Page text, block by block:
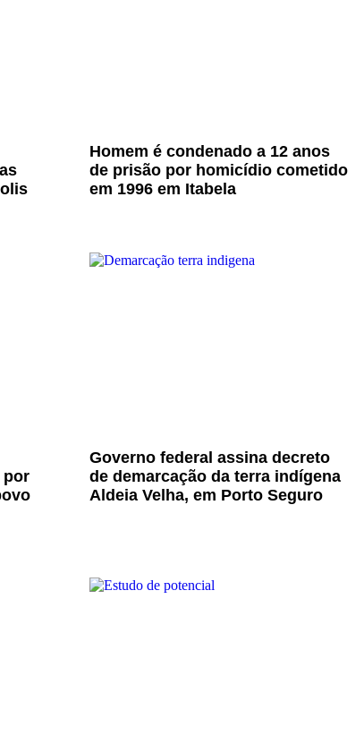
Homem é condenado a 12 anos
de prisão por homicídio cometido
em 1996 em Itabela
por
Governo federal assina decreto
de demarcação da terra indígena
Aldeia Velha, em Porto Seguro